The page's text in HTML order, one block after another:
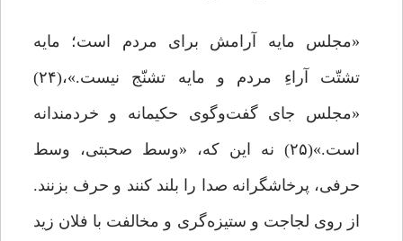
«مجلس مایه آرامش برای مردم است؛ مایه
تشتّت آراءِ مردم و مایه تشنّج نیست.»،(۲۴)
«مجلس جای گفت‌وگوی حکیمانه و خردمندانه
است.»(۲۵) نه این ‌که، «وسط صحبتی، وسط
حرفی، پرخاشگرانه صدا را بلند کنند و حرف بزنند.
از روی لجاجت و ستیزه‌گری و مخالفت با فلان زید